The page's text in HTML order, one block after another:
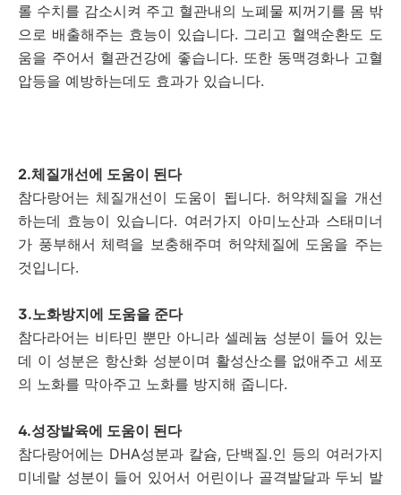
롤 수치를 감소시켜 주고 혈관내의 노폐물 찌꺼기를 몸 밖
으로 배출해주는 효능이 있습니다. 그리고 혈액순환도 도
움을 주어서 혈관건강에 좋습니다. 또한 동맥경화나 고혈
압등을 예방하는데도 효과가 있습니다.
2.체질개선에 도움이 된다
참다랑어는 체질개선이 도움이 됩니다. 허약체질을 개선
하는데 효능이 있습니다. 여러가지 아미노산과 스태미너
가 풍부해서 체력을 보충해주며 허약체질에 도움을 주는
것입니다.
3.노화방지에 도움을 준다
참다라어는 비타민 뿐만 아니라 셀레늄 성분이 들어 있는
데 이 성분은 항산화 성분이며 활성산소를 없애주고 세포
의 노화를 막아주고 노화를 방지해 줍니다.
4.성장발육에 도움이 된다
참다랑어에는 DHA성분과 칼슘, 단백질.인 등의 여러가지
미네랄 성분이 들어 있어서 어린이나 골격발달과 두뇌 발